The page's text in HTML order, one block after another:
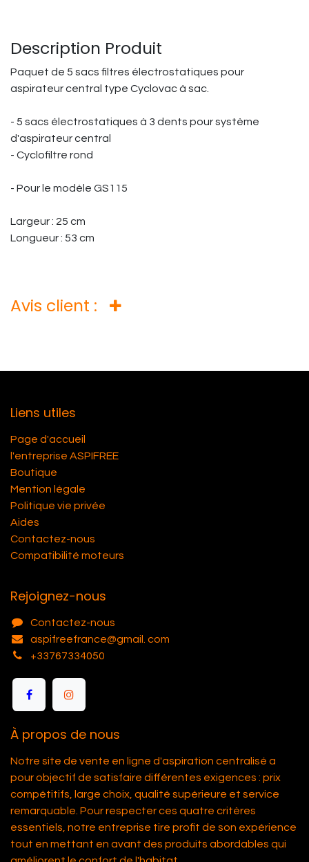
Description Produit
Paquet de 5 sacs filtres électrostatiques pour
aspirateur central type Cyclovac à sac.
- 5 sacs électrostatiques à 3 dents pour système
d'aspirateur central
- Cyclofiltre rond
- Pour le modèle GS115
Largeur : 25 cm
Longueur : 53 cm
Avis client :
Liens utiles
Page d'accueil
l'entreprise ASPIFREE
Boutique
Mention légale
Politique vie privée
Aides
Contactez-nous
Compatibilité moteurs
Rejoignez-nous
Contactez-nous
aspifreefrance@gmail. com
+33767334050
À propos de nous
Notre site de vente en ligne d'aspiration centralisé a
pour objectif de satisfaire différentes exigences : prix
compétitifs, large choix, qualité supérieure et service
remarquable. Pour respecter ces quatre critères
essentiels, notre entreprise tire profit de son expérience
tout en mettant en avant des produits abordables qui